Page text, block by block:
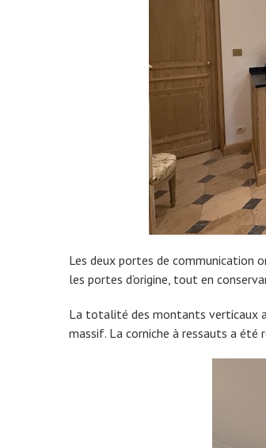
Les deux portes de communication
les portes d’origine, tout en
La totalité des montants verticaux
massif. La corniche à ressauts a été